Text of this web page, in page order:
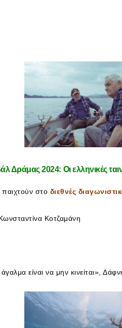
Δράμας 2024: Οι ελληνικές
παιχτούν στο διεθνές
Κοτζαμάνη
είναι να μην κινείται»,